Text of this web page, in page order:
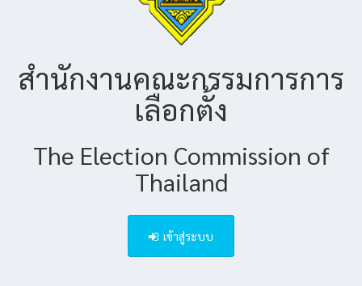
สำนักงานคณะกรรมการการ
เลือกตั้ง
The Election Commission of
Thailand
เข้าสู่ระบบ